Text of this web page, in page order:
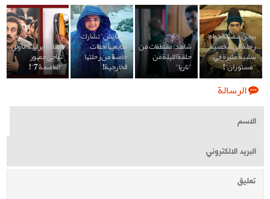
بيجن بنفشة خواه:
رحلة إلى شخصية
سلبية مثيرة في
"مستوران"!
شاهد: مقتطفات من
حلقة الليلة من
"ناريا"
"ستايش" تشارك
متابعيها لحظات
خاصة من رحلتها
الخارجية!
القناة الإيرانية الأولى
تفاجئ جمهور
"العاصمة 7"!
الرسالة